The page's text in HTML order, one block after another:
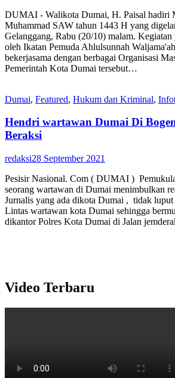
DUMAI - Walikota Dumai, H. Paisal hadiri
Muhammad SAW tahun 1443 H yang
Gelanggang, Rabu (20/10) malam. Kegiatan
oleh Ikatan Pemuda Ahlulsunnah
bekerjasama dengan berbagai Organisasi
Pemerintah Kota Dumai tersebut…
Dumai, Featured, Hukum dan Kriminal,
Hendri wartawan Dumai Di
Beraksi
redaksi28 September 2021
Pesisir Nasional. Com ( DUMAI )
seorang wartawan di Dumai menimbulkan
Jurnalis yang ada dikota Dumai , tidak luput
Lintas wartawan kota Dumai sehingga
dikantor Polres Kota Dumai di Jalan
Video Terbaru